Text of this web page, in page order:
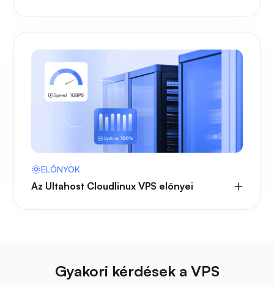
ELŐNYÖK
Az Ultahost Cloudlinux VPS előnyei
Gyakori kérdések a VPS